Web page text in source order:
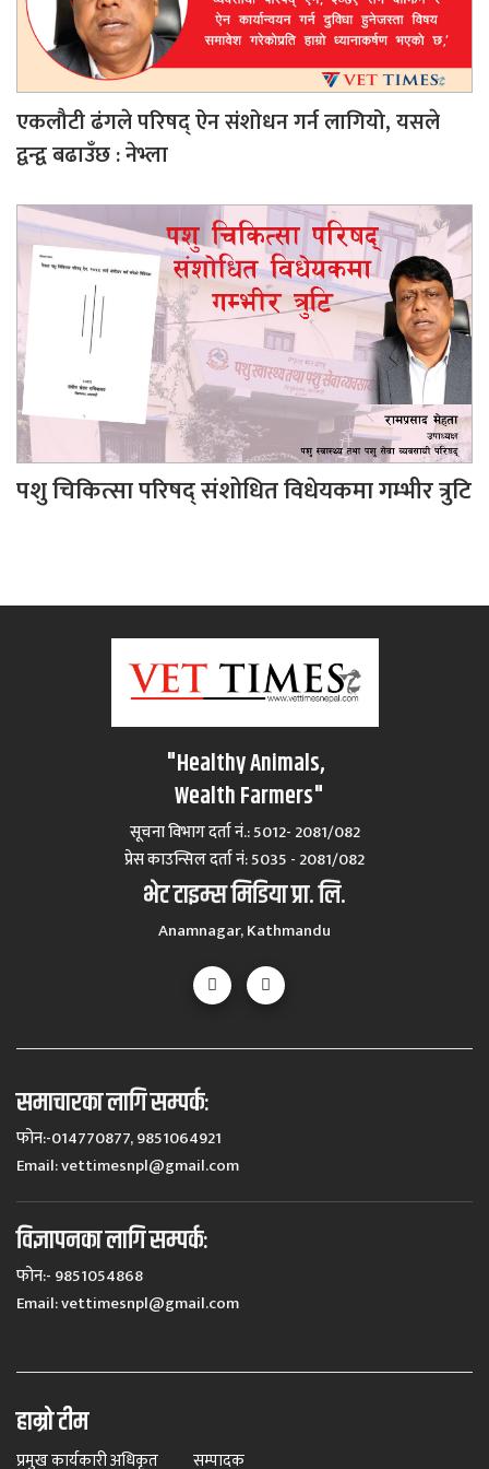
एकलौटी ढंगले परिषद् ऐन संशोधन गर्न लागियो, यसले
द्वन्द्व बढाउँछ : नेभ्ला
पशु चिकित्सा परिषद् संशोधित विधेयकमा गम्भीर त्रुटि
"Healthy Animals,
Wealth Farmers"
सूचना विभाग दर्ता नं.: 5012- 2081/082
प्रेस काउन्सिल दर्ता नं‍: 5035 - 2081/082
भेट टाइम्स मिडिया प्रा. लि.
Anamnagar, Kathmandu
समाचारका लागि सम्पर्कः
फोन:-014770877, 9851064921
Email:vettimesnpl@gmail.com
विज्ञापनका लागि सम्पर्कः
फोन:- 9851054868
Email:vettimesnpl@gmail.com
हाम्रो टीम
प्रमुख कार्यकारी अधिकृत सम्पादक